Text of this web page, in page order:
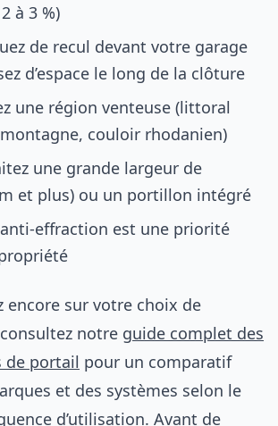
à 3 %)
de recul devant votre garage
d’espace le long de la clôture
une région venteuse (littoral
couloir rhodanien)
une grande largeur de
et plus) ou un portillon intégré
effraction est une priorité
encore sur votre choix de
notre guide complet des
de portail pour un comparatif
et des systèmes selon le
d’utilisation. Avant de